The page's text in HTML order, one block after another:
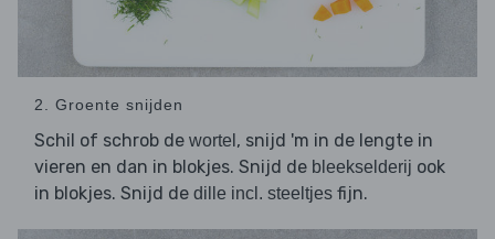
2. Groente snijden
Schil of schrob de wortel , snijd 'm in de lengte in
vieren en dan in blokjes. Snijd de bleekselderij ook
in blokjes. Snijd de dille incl. steeltjes fijn.